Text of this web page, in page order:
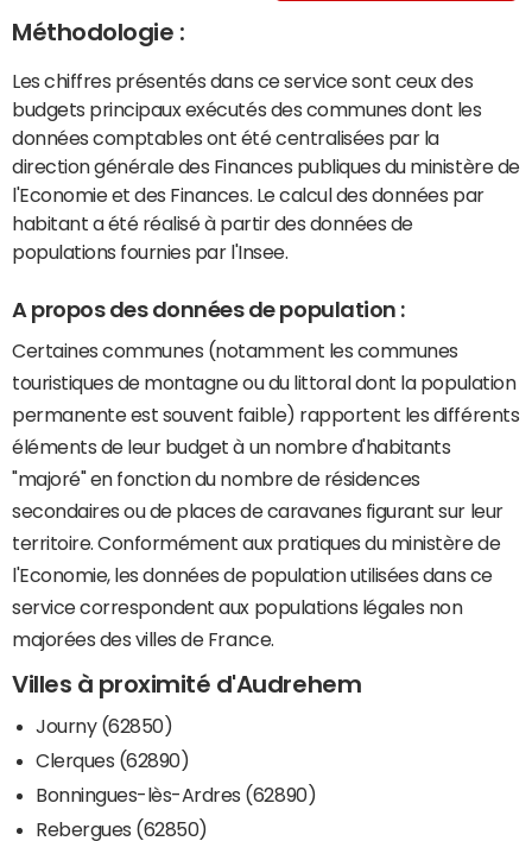
Méthodologie :
Les chiffres présentés dans ce service sont ceux des
budgets principaux exécutés des communes dont les
données comptables ont été centralisées par la
direction générale des Finances publiques du ministère de
l'Economie et des Finances. Le calcul des données par
habitant a été réalisé à partir des données de
populations fournies par l'Insee.
A propos des données de population :
Certaines communes (notamment les communes
touristiques de montagne ou du littoral dont la population
permanente est souvent faible) rapportent les différents
éléments de leur budget à un nombre d'habitants
"majoré" en fonction du nombre de résidences
secondaires ou de places de caravanes figurant sur leur
territoire. Conformément aux pratiques du ministère de
l'Economie, les données de population utilisées dans ce
service correspondent aux populations légales non
majorées des villes de France.
Villes à proximité d'Audrehem
Journy (62850)
Clerques (62890)
Bonningues-lès-Ardres (62890)
Rebergues (62850)